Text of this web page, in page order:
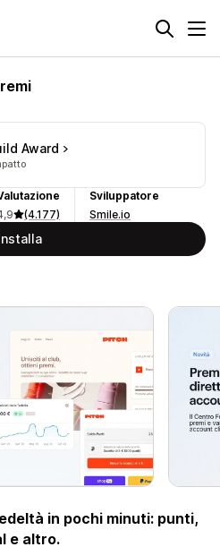
Award
(4.177)
Sviluppatore
Smile.io
in pochi minuti: punti,
e altro.